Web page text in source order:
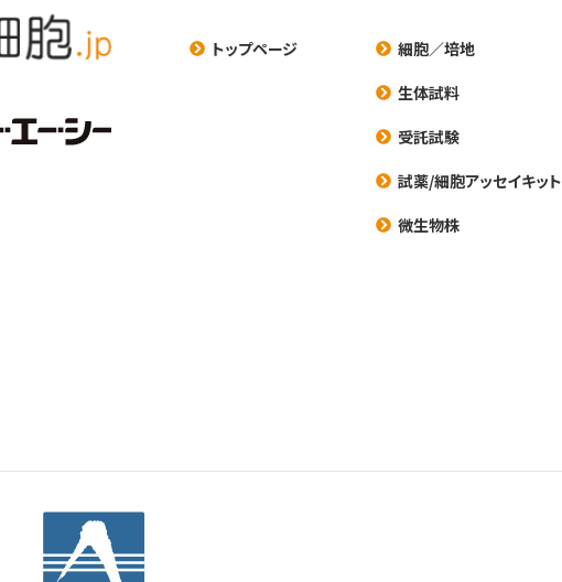
トップページ
細胞／培地
生体試料
受託試験
試薬/細胞アッセイキット
微生物株